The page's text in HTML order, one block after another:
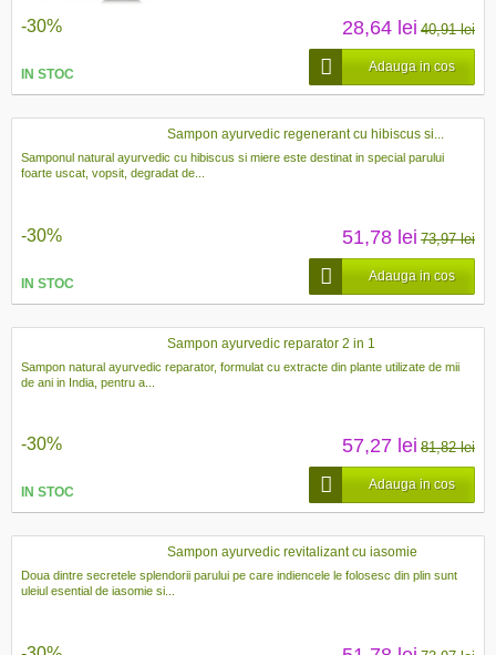
-30% 28,64 lei 40,91 lei
IN STOC
Adauga in cos
Sampon ayurvedic regenerant cu hibiscus si...
Samponul natural ayurvedic cu hibiscus si miere este destinat in special parului
foarte uscat, vopsit, degradat de...
-30% 51,78 lei 73,97 lei
IN STOC
Adauga in cos
Sampon ayurvedic reparator 2 in 1
Sampon natural ayurvedic reparator, formulat cu extracte din plante utilizate de mii
de ani in India, pentru a...
-30% 57,27 lei 81,82 lei
IN STOC
Adauga in cos
Sampon ayurvedic revitalizant cu iasomie
Doua dintre secretele splendorii parului pe care indiencele le folosesc din plin sunt
uleiul esential de iasomie si...